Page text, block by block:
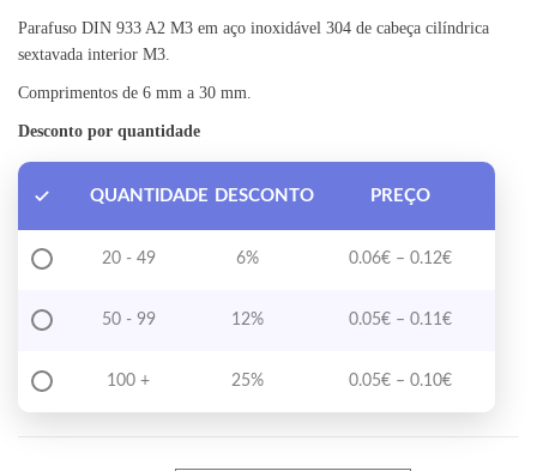
Parafuso DIN 933 A2 M3 em aço inoxidável 304 de cabeça cilíndrica
sextavada interior M3.
Comprimentos de 6 mm a 30 mm.
Desconto por quantidade
QUANTIDADE DESCONTO PREÇO
20 - 49 6% 0.06€ – 0.12€Price
50 - 99 12% 0.05€ – 0.11 €Price
100 + 25% 0.05€ – 0.10€Price